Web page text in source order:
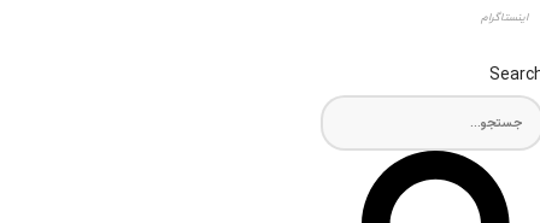
اینستاگرام